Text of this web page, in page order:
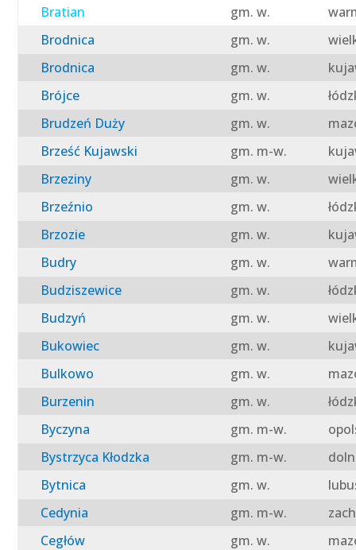
Bratian
gm. w.
Brodnica
gm. w.
Brodnica
gm. w.
Brójce
gm. w.
Brudzeń Duży
gm. w.
Brześć Kujawski
gm. m-w.
Brzeziny
gm. w.
Brzeźnio
gm. w.
Brzozie
gm. w.
Budry
gm. w.
Budziszewice
gm. w.
Budzyń
gm. w.
Bukowiec
gm. w.
Bulkowo
gm. w.
Burzenin
gm. w.
Byczyna
gm. m-w.
Bystrzyca Kłodzka
gm. m-w.
Bytnica
gm. w.
Cedynia
gm. m-w.
Cegłów
gm. w.